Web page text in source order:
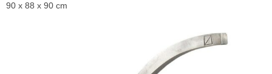
90 x 88 x 90 cm